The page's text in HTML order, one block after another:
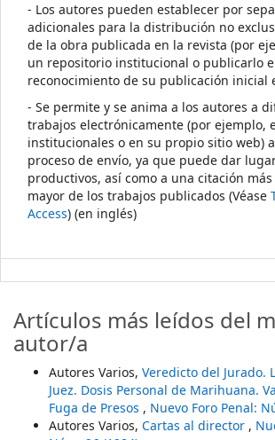
- Los autores pueden establecer por
adicionales para la distribución no
de la obra publicada en la revista (por
un repositorio institucional o publicarlo
reconocimiento de su publicación inicial
- Se permite y se anima a los autores a
trabajos electrónicamente (por ejemplo,
institucionales o en su propio sitio web)
proceso de envío, ya que puede dar
productivos, así como a una citación
mayor de los trabajos publicados (Véase
Access) (en inglés)
Artículos más leídos del
autor/a
Autores Varios, Veredicto del Jurado.
Juez. Dosis Personal de Marihuana.
Fuga de Presos , Nuevo Foro Penal:
Autores Varios, Cartas al director ,